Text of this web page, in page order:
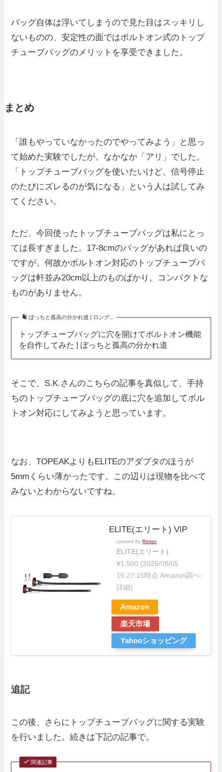
バッグ自体は浮いてしまうので見た目はスッキリし
ないものの、安定性の面ではボルトオン式のトップ
チューブバッグのメリットを享受できました。
まとめ
「誰もやっていなかったのでやってみよう」と思っ
て始めた実験でしたが、なかなか「アリ」でした。
「トップチューブバッグを使いたいけど、信号停止
のたびにズレるのが気になる」という人は試してみ
てください。
ただ、今回使ったトップチューブバッグは私にとっ
ては長すぎました。17-8cmのバッグがあれば良いの
ですが、何故かボルトオン対応のトップチューブバ
ッグは軒並み20cm以上のものばかり。コンパクトな
ものがありません。
ぼっちと孤高の分かれ道 | ロング...
トップチューブバッグに穴を開けてボルトオン機能
を自作してみた | ぼっちと孤高の分かれ道
そこで、S.K.さんのこちらの記事を真似して、手持
ちのトップチューブバッグの底に穴を追加してボル
トオン対応にしてみようと思っています。
なお、TOPEAKよりもELITEのアダプタのほうが
5mmくらい薄かったです。この辺りは現物を比べて
みないとわからないですね。
ELITE(エリート) VIP
created byRinker
ELITE(エリート)
¥1,500 (2026/08/05
15:27:15時点 Amazon調べ-
詳細)
Amazon
楽天市場
Yahooショッピング
追記
この後、さらにトップチューブバッグに関する実験
を行いました。続きは下記の記事で。
関連記事